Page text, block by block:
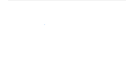
加入同業的行列